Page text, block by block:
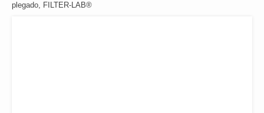
plegado, FILTER-LAB®